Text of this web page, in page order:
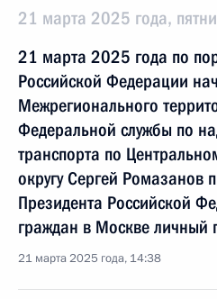
21 марта 2025 года,
21 марта 2025 года по
Российской Федерации
Межрегионального
Федеральной службы по
транспорта по
округу Сергей Ромазанов
Президента Российской
граждан в Москве личный
21 марта 2025 года, 14:38